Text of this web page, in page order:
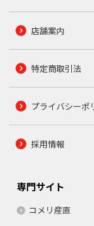
店舗案内
特定商取引法
プライバシーポ
採用情報
専門サイト
コメリ産直